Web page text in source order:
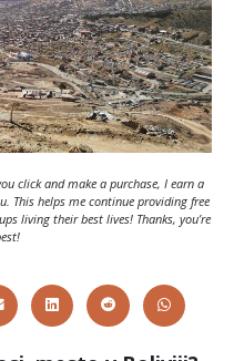
click and make a purchase, I earn a
This helps me continue providing free
living their best lives! Thanks, you’re